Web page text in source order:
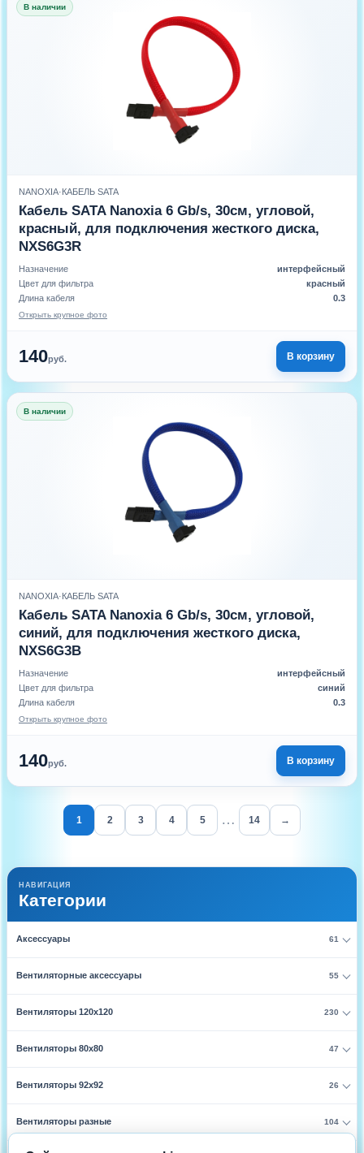
В наличии
NANOXIA·КАБЕЛЬ SATA
Кабель SATA Nanoxia 6 Gb/s, 30см, угловой,
красный, для подключения жесткого диска,
NXS6G3R
Назначение
интерфейсный
Цвет для фильтра
красный
Длина кабеля
0.3
Открыть крупное фото
140руб. В корзину
В наличии
NANOXIA·КАБЕЛЬ SATA
Кабель SATA Nanoxia 6 Gb/s, 30см, угловой,
синий, для подключения жесткого диска,
NXS6G3B
Назначение
интерфейсный
Цвет для фильтра
синий
Длина кабеля
0.3
Открыть крупное фото
140руб. В корзину
1 2 3 4 5 … 14 →
НАВИГАЦИЯ
Категории
Аксессуары 61
Вентиляторные аксессуары 55
Вентиляторы 120х120 230
Вентиляторы 80х80 47
Вентиляторы 92х92 26
Вентиляторы разные 104